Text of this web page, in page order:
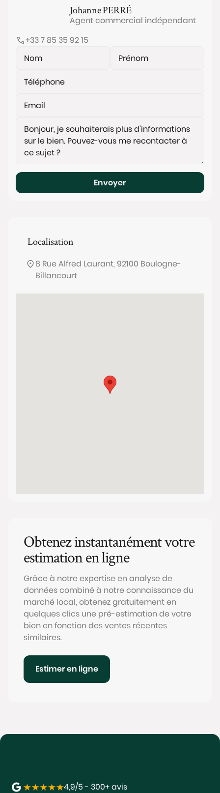
JohannePERRÉ
Agent commercial indépendant
+33 7 85 35 92 15
Envoyer
Localisation
8 Rue Alfred Laurant, 92100 Boulogne-
Billancourt
Obtenez instantanément votre
estimation en ligne
Grâce à notre expertise en analyse de
données combiné à notre connaissance du
marché local, obtenez gratuitement en
quelques clics une pré-estimation de votre
bien en fonction des ventes récentes
similaires.
Estimer en ligne
4,9/5 - 300+ avis